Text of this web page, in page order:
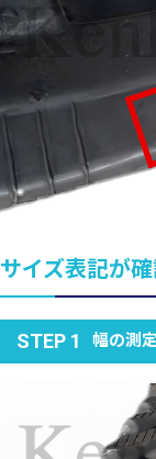
サイズ表記が
STEP 1 幅の測